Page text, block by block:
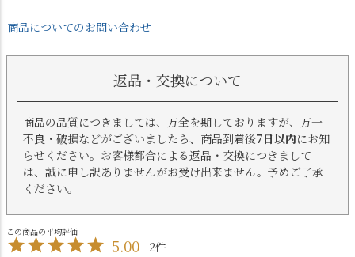
商品についてのお問い合わせ
返品・交換について
商品の品質につきましては、万全を期しておりますが、万一
不良・破損などがございましたら、商品到着後7日以内にお知
らせください。お客様都合による返品・交換につきまして
は、誠に申し訳ありませんがお受け出来ません。予めご了承
ください。
5.00 2